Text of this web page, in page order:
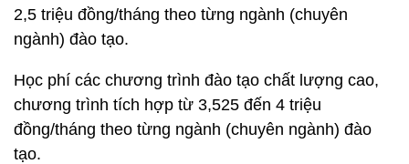
2,5 triệu đồng/tháng theo từng ngành (chuyên
ngành) đào tạo.
Học phí các chương trình đào tạo chất lượng cao,
chương trình tích hợp từ 3,525 đến 4 triệu
đồng/tháng theo từng ngành (chuyên ngành) đào
tạo.